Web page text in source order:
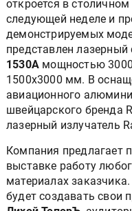
откроется в
следующей неделе и
демонстрируемых
представлен
1530A мощностью
1500х3000 мм. В
авиационного
швейцарского бренда
лазерный излучатель
Компания предлагает
выставке работу
материалах
будет создавать свои